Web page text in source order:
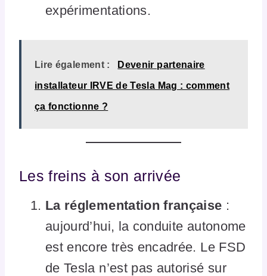
expérimentations.
Lire également : Devenir partenaire
installateur IRVE de Tesla Mag : comment
ça fonctionne ?
Les freins à son arrivée
La réglementation française :
aujourd’hui, la conduite autonome
est encore très encadrée. Le FSD
de Tesla n’est pas autorisé sur